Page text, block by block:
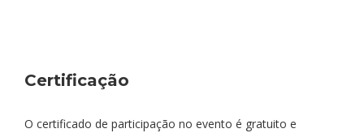
Certificação
O certificado de participação no evento é gratuito e